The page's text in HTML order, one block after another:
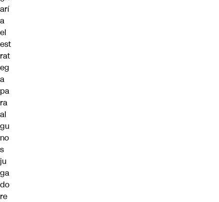
arí
a
el
est
rat
eg
a
pa
ra
al
gu
no
s
ju
ga
do
re